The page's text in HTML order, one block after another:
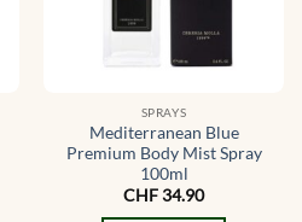
SPRAYS
Mediterranean Blue
Premium Body Mist Spray
100ml
CHF34.90